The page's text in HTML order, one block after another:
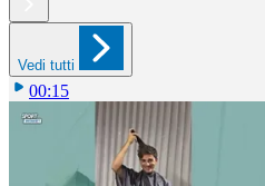
Vedi tutti
00:15